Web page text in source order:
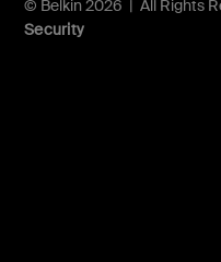
© Belkin 2026 | All Rights
Security